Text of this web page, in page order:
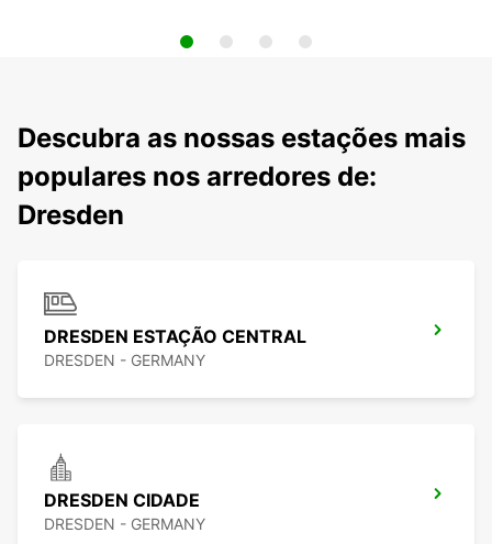
Descubra as nossas estações mais
populares nos arredores de:
Dresden
DRESDEN ESTAÇÃO CENTRAL
DRESDEN - GERMANY
DRESDEN CIDADE
DRESDEN - GERMANY